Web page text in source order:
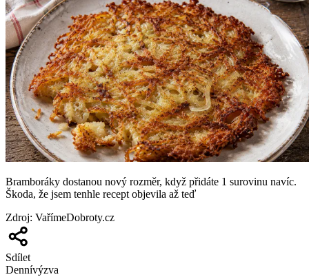
Bramboráky dostanou nový rozměr, když přidáte 1 surovinu navíc.
Škoda, že jsem tenhle recept objevila až teď
Zdroj: VařímeDobroty.cz
Sdílet
Dennívýzva